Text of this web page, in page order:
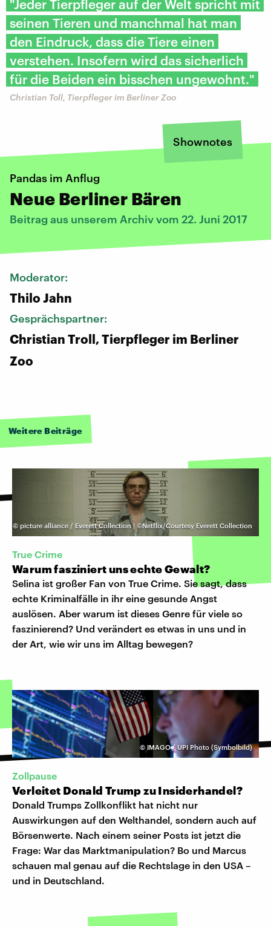
"Jeder Tierpfleger auf der Welt spricht mit
seinen Tieren und manchmal hat man
den Eindruck, dass die Tiere einen
verstehen. Insofern wird das sicherlich
für die Beiden ein bisschen ungewohnt."
Christian Toll, Tierpfleger im Berliner Zoo
Shownotes
Pandas im Anflug
Neue Berliner Bären
Beitrag aus unserem Archiv vom 22. Juni 2017
Moderator:
Thilo Jahn
Gesprächspartner:
Christian Troll, Tierpfleger im Berliner
Zoo
Weitere Beiträge
© picture alliance / Everett Collection | ©Netflix/Courtesy Everett Collection
True Crime
Warum fasziniert uns echte Gewalt?
Selina ist großer Fan von True Crime. Sie sagt, dass
echte Kriminalfälle in ihr eine gesunde Angst
auslösen. Aber warum ist dieses Genre für viele so
faszinierend? Und verändert es etwas in uns und in
der Art, wie wir uns im Alltag bewegen?
©IMAGO / UPI Photo (Symbolbild)
Zollpause
Verleitet Donald Trump zu Insiderhandel?
Donald Trumps Zollkonflikt hat nicht nur
Auswirkungen auf den Welthandel, sondern auch auf
Börsenwerte. Nach einem seiner Posts ist jetzt die
Frage: War das Marktmanipulation? Bo und Marcus
schauen mal genau auf die Rechtslage in den USA –
und in Deutschland.